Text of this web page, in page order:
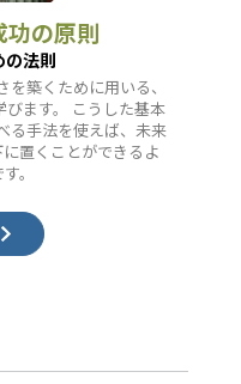
の原則
の法則
築くために用いる、
ます。 こうした基本
る手法を使えば、未来
置くことができるよ
。